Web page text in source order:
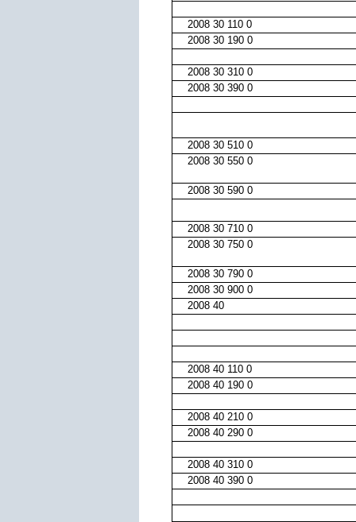
2008 30 110 0
2008 30 190 0
2008 30 310 0
2008 30 390 0
2008 30 510 0
2008 30 550 0
2008 30 590 0
2008 30 710 0
2008 30 750 0
2008 30 790 0
2008 30 900 0
2008 40
2008 40 110 0
2008 40 190 0
2008 40 210 0
2008 40 290 0
2008 40 310 0
2008 40 390 0